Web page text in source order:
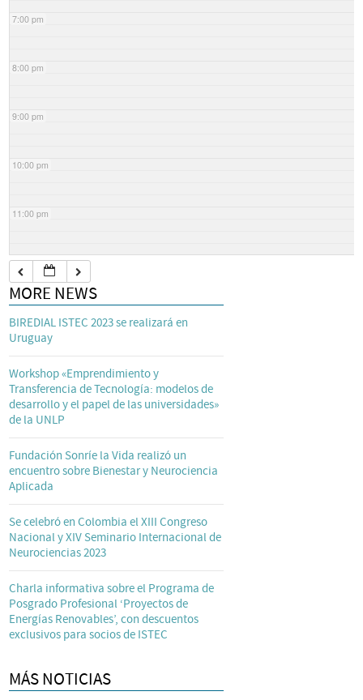
7:00 pm
8:00 pm
9:00 pm
10:00 pm
11:00 pm
MORE NEWS
BIREDIAL ISTEC 2023 se realizará en
Uruguay
Workshop «Emprendimiento y
Transferencia de Tecnología: modelos de
desarrollo y el papel de las universidades»
de la UNLP
Fundación Sonríe la Vida realizó un
encuentro sobre Bienestar y Neurociencia
Aplicada
Se celebró en Colombia el XIII Congreso
Nacional y XIV Seminario Internacional de
Neurociencias 2023
Charla informativa sobre el Programa de
Posgrado Profesional ‘Proyectos de
Energías Renovables’, con descuentos
exclusivos para socios de ISTEC
MÁS NOTICIAS